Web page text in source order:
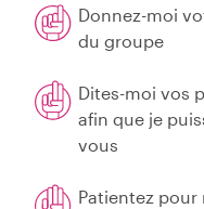
Donnez-moi
du groupe
Dites-moi vos
afin que je
vous
Patientez